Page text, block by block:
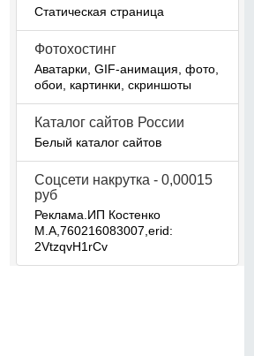
Статическая страница
Фотохостинг
Аватарки, GIF-анимация, фото,
обои, картинки, скриншоты
Каталог сайтов России
Белый каталог сайтов
Соцсети накрутка - 0,00015
руб
Реклама.ИП Костенко
М.А,760216083007,erid:
2VtzqvH1rCv